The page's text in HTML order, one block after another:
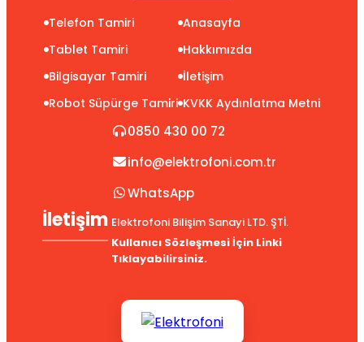
Telefon Tamiri
Tablet Tamiri
Bilgisayar Tamiri
Robot Süpürge Tamiri
Anasayfa
Hakkımızda
İletişim
KVKK Aydınlatma Metni
İletişim
0850 430 00 72
info@elektrofoni.com.tr
WhatsApp
Elektrofoni Bilişim Sanayi LTD. ŞTİ.
Kullanıcı Sözleşmesi İçin Linki
Tıklayabilirsiniz.